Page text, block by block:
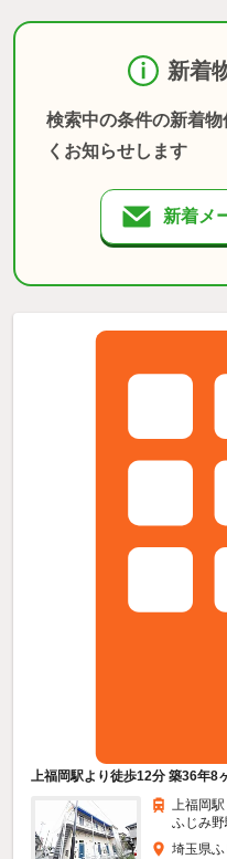
新着
検索中の条件の新着
くお知らせします
新着メ
上福岡駅より徒歩12分 築36年8
上福岡駅
ふじみ
埼玉県